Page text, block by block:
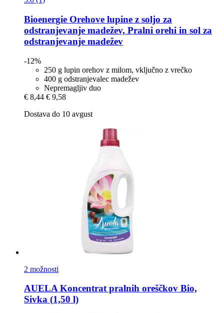
Bioenergie Orehove lupine z soljo za
odstranjevanje madežev, Pralni orehi in sol za
odstranjevanje madežev
-12%
250 g lupin orehov z milom, vključno z vrečko
400 g odstranjevalec madežev
Nepremagljiv duo
€ 8,44 € 9,58
Dostava do 10 avgust
2 možnosti
AUELAKoncentrat pralnih oreščkov Bio,
Sivka (1,50 l)